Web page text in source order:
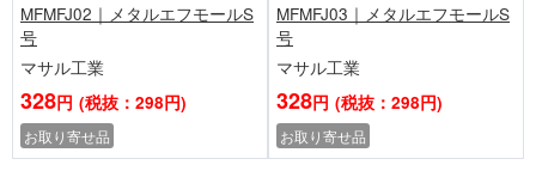
MFMFJ02｜メタルエフモールS
号
マサル工業
328円 (税抜：298円)
お取り寄せ品
MFMFJ03｜メタルエフモールS
号
マサル工業
328円 (税抜：298円)
お取り寄せ品